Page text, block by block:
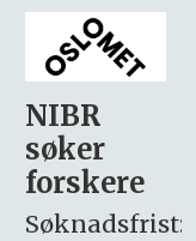
Rektor
Søknadsfrist:
15.09.2026